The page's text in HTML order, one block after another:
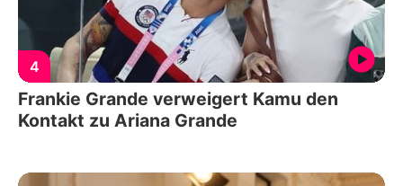
4
Frankie Grande verweigert Kamu den
Kontakt zu Ariana Grande